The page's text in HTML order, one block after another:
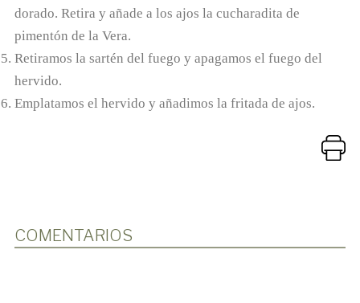
dorado. Retira y añade a los ajos la cucharadita de
pimentón de la Vera.
Retiramos la sartén del fuego y apagamos el fuego del
hervido.
Emplatamos el hervido y añadimos la fritada de ajos.
COMENTARIOS